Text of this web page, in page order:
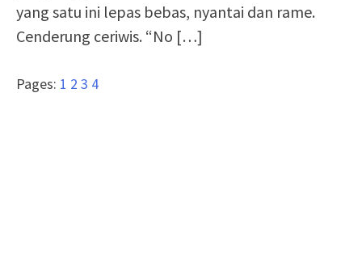
yang satu ini lepas bebas, nyantai dan rame.
Cenderung ceriwis. “No […]
Pages: 1 2 3 4